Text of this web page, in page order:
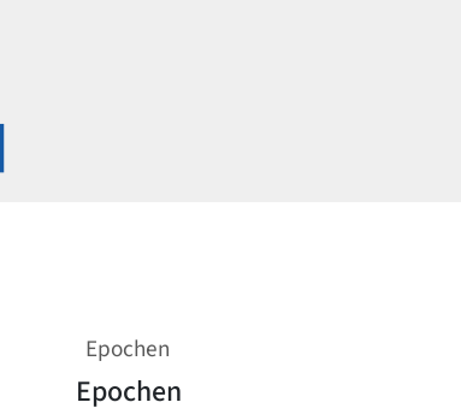
Epochen
Epochen